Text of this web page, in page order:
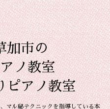
加市の
ノ教室
ピアノ教室
マル秘テクニックを指導している本